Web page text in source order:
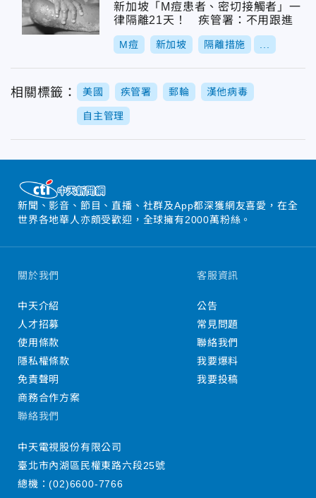
新加坡「M痘患者、密切接觸者」一
律隔離21天！ 疾管署：不用跟進
M痘 新加坡 隔離措施
相關標籤： 美國 疾管署 郵輪 漢他病毒
自主管理
新聞、影音、節目、直播、社群及App都深獲網友喜愛，在全
世界各地華人亦頗受歡迎，全球擁有2000萬粉絲。
關於我們
中天介紹
人才招募
使用條款
隱私權條款
免責聲明
商務合作方案
客服資訊
公告
常見問題
聯絡我們
我要爆料
我要投稿
聯絡我們
中天電視股份有限公司
臺北市內湖區民權東路六段25號
總機：(02)6600-7766